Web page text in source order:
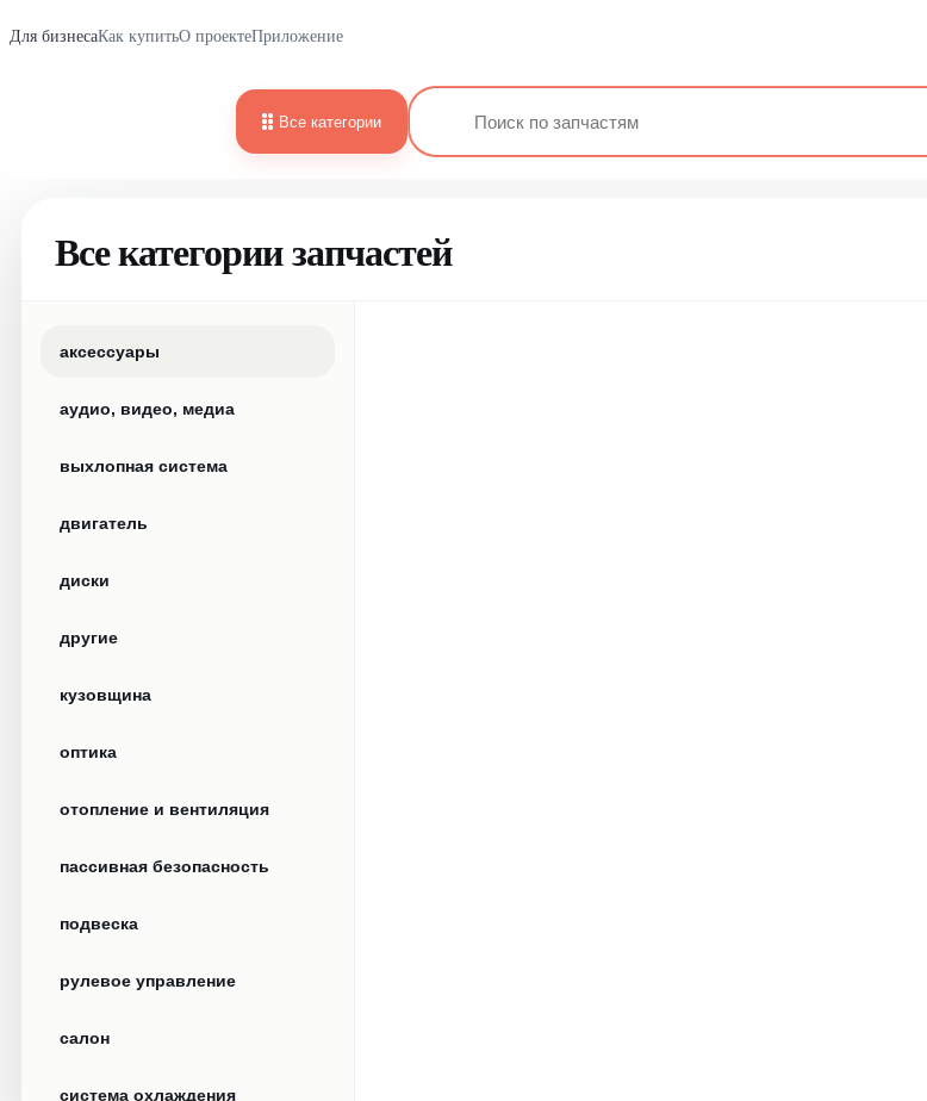
Для бизнесаКак купитьО проектеПриложение
Все категории
Все категории запчастей
аксессуары
аудио, видео, медиа
выхлопная система
двигатель
диски
другие
кузовщина
оптика
отопление и вентиляция
пассивная безопасность
подвеска
рулевое управление
салон
система охлаждения